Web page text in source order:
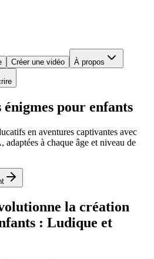
Créer une vidéo À propos
pour enfants
en aventures captivantes avec
adaptées à chaque âge et niveau de
la création
: Ludique et